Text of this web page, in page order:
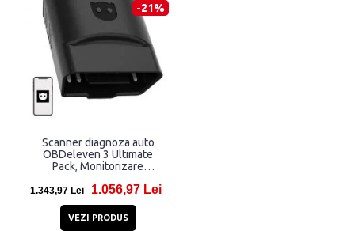
-21%
Scanner diagnoza auto
OBDeleven 3 Ultimate
Pack, Monitorizare
Bluetooth, Negru
1.343,97 Lei 1.056,97 Lei
VEZI PRODUS